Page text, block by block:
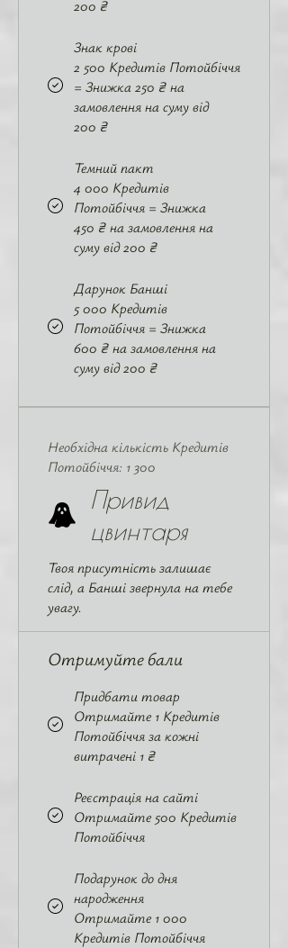
200 ₴
Знак крові
2 500 Кредитів Потойбіччя
= Знижка 250 ₴ на
замовлення на суму від
200 ₴
Темний пакт
4 000 Кредитів
Потойбіччя = Знижка
450 ₴ на замовлення на
суму від 200 ₴
Дарунок Банші
5 000 Кредитів
Потойбіччя = Знижка
600 ₴ на замовлення на
суму від 200 ₴
Привид
цвинтаря
Необхідна кількість Кредитів
Потойбіччя: 1 300
Твоя присутність залишає
слід, а Банші звернула на тебе
увагу.
Отримуйте бали
Придбати товар
Отримайте 1 Кредитів
Потойбіччя за кожні
витрачені 1 ₴
Реєстрація на сайті
Отримайте 500 Кредитів
Потойбіччя
Подарунок до дня
народження
Отримайте 1 000
Кредитів Потойбіччя